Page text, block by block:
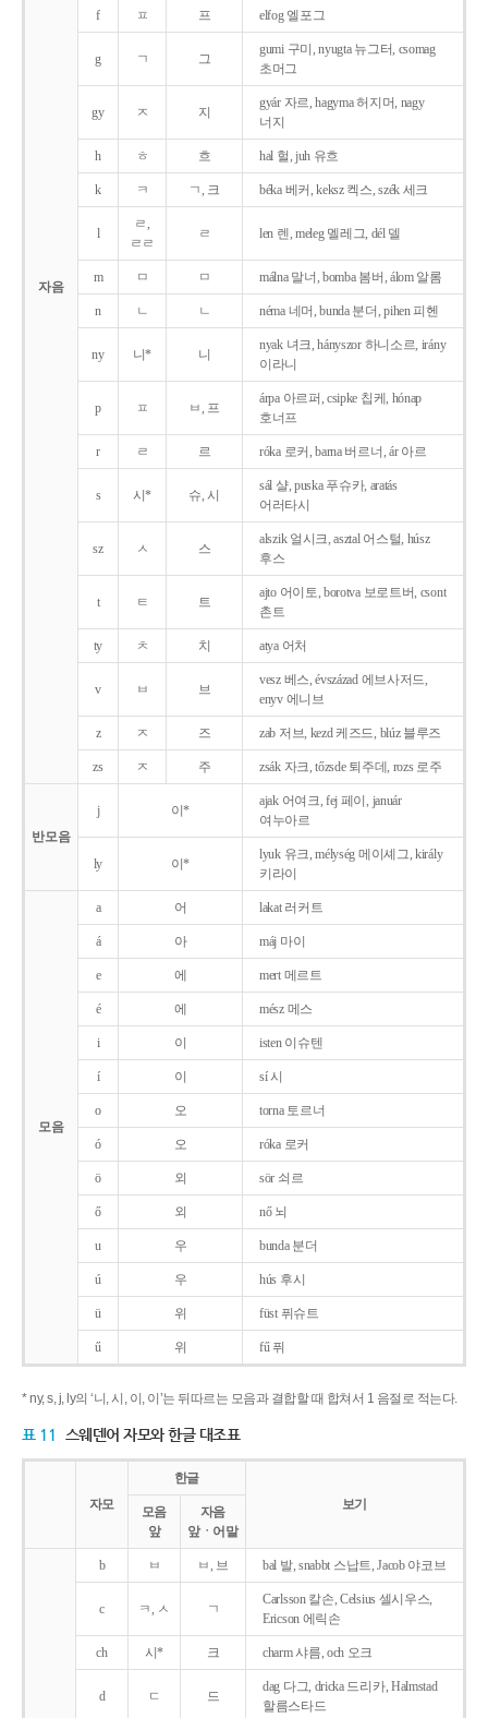
자음
f ㅍ 프 elfog 엘포그
g ㄱ 그
gumi 구미, nyugta 뉴그터, csomag
초머그
gy ㅈ 지
gyár 자르, hagyma 허지머, nagy
너지
h ㅎ 흐 hal 헐, juh 유흐
k ㅋ ㄱ, 크 béka 베커, keksz 켁스, szék 세크
l
ㄹ,
ㄹㄹ
ㄹ len 렌, meleg 멜레그, dél 델
m ㅁ ㅁ málna 말너, bomba 봄버, álom 알롬
n ㄴ ㄴ néma 네머, bunda 분더, pihen 피헨
ny 니* 니
nyak 녀크, hányszor 하니소르, irány
이라니
p ㅍ ㅂ, 프
árpa 아르퍼, csipke 칩케, hónap
호너프
r ㄹ 르 róka 로커, barna 버르너, ár 아르
s 시* 슈, 시
sál 샬, puska 푸슈카, aratás
어러타시
sz ㅅ 스
alszik 얼시크, asztal 어스털, húsz
후스
t ㅌ 트
ajto 어이토, borotva 보로트버, csont
촌트
ty ㅊ 치 atya 어처
v ㅂ 브
vesz 베스, évszázad 에브사저드,
enyv 에니브
z ㅈ 즈 zab 저브, kezd 케즈드, blúz 블루즈
zs ㅈ 주 zsák 자크, tőzsde 퇴주데, rozs 로주
반모음
j 이*
ajak 어여크, fej 페이, január
여누아르
ly 이*
lyuk 유크, mélység 메이셰그, király
키라이
모음
a 어 lakat 러커트
á 아 máj 마이
e 에 mert 메르트
é 에 mész 메스
i 이 isten 이슈텐
í 이 sí 시
o 오 torna 토르너
ó 오 róka 로커
ö 외 sör 쇠르
ő 외 nő 뇌
u 우 bunda 분더
ú 우 hús 후시
ü 위 füst 퓌슈트
ű 위 fű 퓌
* ny, s, j, ly의 ‘니, 시, 이, 이’는 뒤따르는 모음과 결합할 때 합쳐서 1 음절로 적는다.
표 11 스웨덴어 자모와 한글 대조표
자모
한글
보기
모음
앞
자음
앞ㆍ어말
b ㅂ ㅂ, 브 bal 발, snabbt 스납트, Jacob 야코브
c ㅋ, ㅅ ㄱ
Carlsson 칼손, Celsius 셀시우스,
Ericson 에릭손
ch 시* 크 charm 샤름, och 오크
d ㄷ 드
dag 다그, dricka 드리카, Halmstad
할름스타드